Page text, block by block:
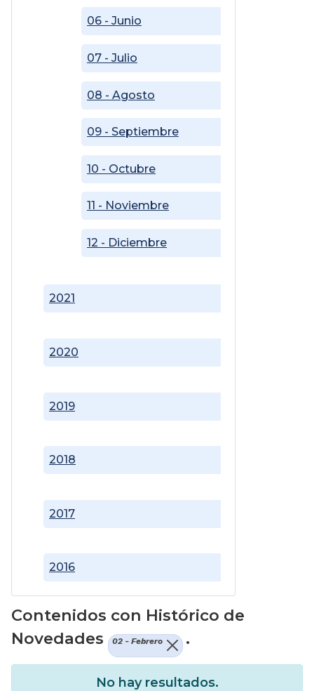
2016
2017
2018
2019
2020
2021
06 - Junio
07 - Julio
08 - Agosto
09 - Septiembre
10 - Octubre
11 - Noviembre
12 - Diciembre
Contenidos con Histórico de
Novedades
02 - Febrero .
No hay resultados.